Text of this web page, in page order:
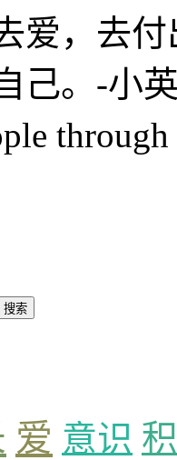
爱，去
己。-小
爱 意识